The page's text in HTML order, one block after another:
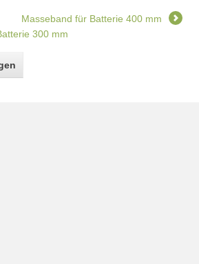
Masseband für Batterie 400 mm
300 mm